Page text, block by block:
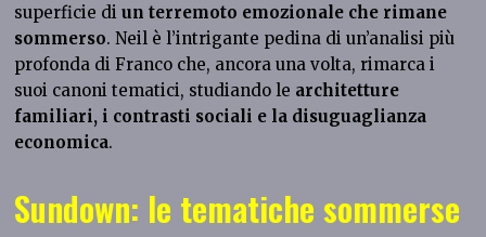
superficie diun terremoto emozionale che rimane
sommerso. Neil è l’intrigante pedina di un’analisi più
profonda di Franco che, ancora una volta, rimarca i
suoi canoni tematici, studiando le architetture
familiari, i contrasti sociali e la disuguaglianza
economica.
Sundown: le tematiche sommerse